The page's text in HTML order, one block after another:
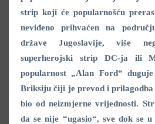
strip koji će popularnošću
neviđeno prihvaćen na
države Jugoslavije, više
superherojski strip DC-ja ili
popularnost „Alan Ford“
Briksiju čiji je prevod i
bio od neizmjerne vrijednosti.
da se nije “ugasio“, sve dok se